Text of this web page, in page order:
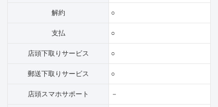
解約 ○
支払 ○
店頭下取りサービス ○
郵送下取りサービス ○
店頭スマホサポート －